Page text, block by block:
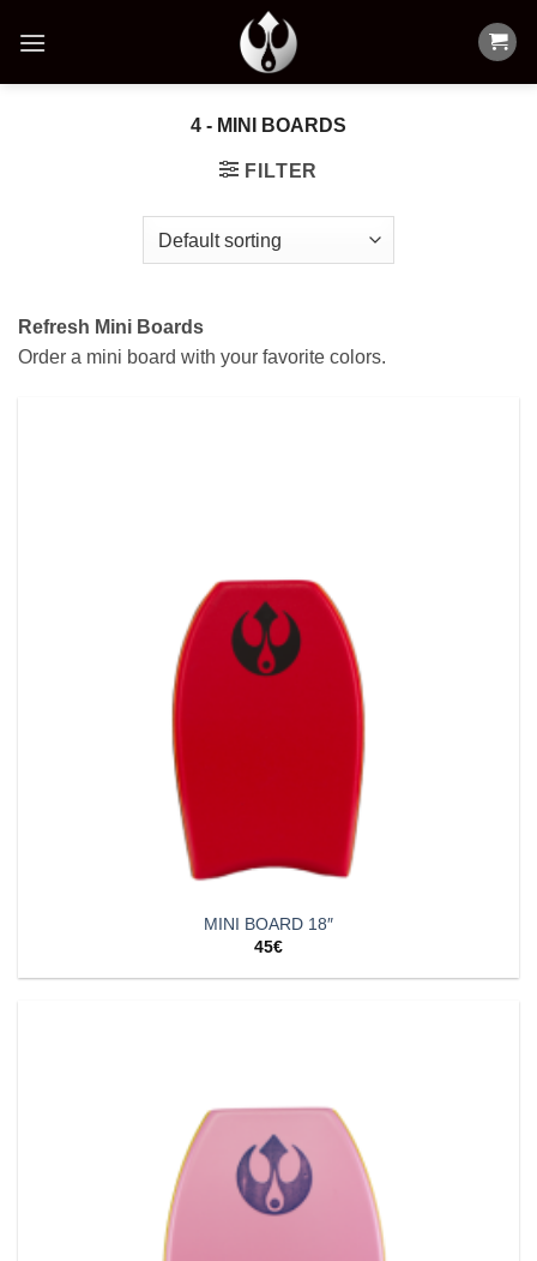
4 - MINI BOARDS
FILTER
Refresh Mini Boards
Order a mini board with your favorite colors.
MINI BOARD 18″
45€